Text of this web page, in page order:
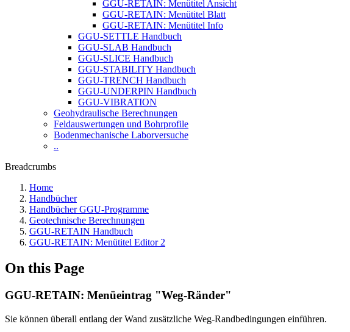
GGU-RETAIN: Menütitel Ansicht
GGU-RETAIN: Menütitel Blatt
GGU-RETAIN: Menütitel Info
GGU-SETTLE Handbuch
GGU-SLAB Handbuch
GGU-SLICE Handbuch
GGU-STABILITY Handbuch
GGU-TRENCH Handbuch
GGU-UNDERPIN Handbuch
GGU-VIBRATION
Geohydraulische Berechnungen
Feldauswertungen und Bohrprofile
Bodenmechanische Laborversuche
..
Breadcrumbs
Home
Handbücher
Handbücher GGU-Programme
Geotechnische Berechnungen
GGU-RETAIN Handbuch
GGU-RETAIN: Menütitel Editor 2
On this Page
GGU-RETAIN: Menüeintrag "Weg-Ränder"
Sie können überall entlang der Wand zusätzliche Weg-Randbedingungen einführen.